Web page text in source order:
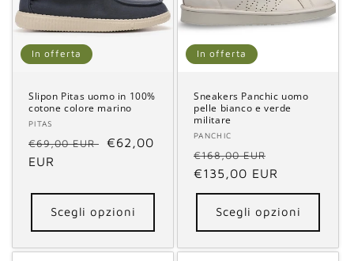
In offerta
Slipon Pitas uomo in 100%
cotone colore marino
Fornitore:
PITAS
Prezzo
di
€69,00 EUR
Prezzo
€62,00
EUR
Scegli opzioni
In offerta
Sneakers Panchic uomo
pelle bianco e verde
militare
Fornitore:
PANCHIC
Prezzo
di
listino
€168,00 EUR
scontato
€135,00 EUR
Scegli opzioni